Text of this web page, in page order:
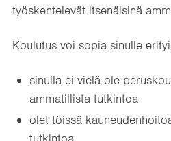
työskentelevät itsenäisinä
Koulutus voi sopia sinulle
sinulla ei vielä ole
ammatillista tutkintoa
olet töissä